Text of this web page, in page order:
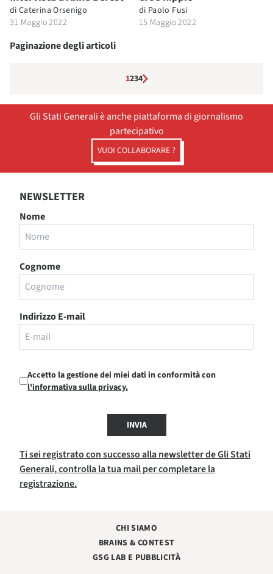
di Caterina Orsenigo
31 Maggio 2022
di Paolo Fusi
15 Maggio 2022
Paginazione degli articoli
1234
Gli Stati Generali è anche piattaforma di giornalismo
partecipativo
VUOI COLLABORARE ?
NEWSLETTER
Nome
Cognome
Indirizzo E-mail
Accetto la gestione dei miei dati in conformità con
l'informativa sulla privacy.
INVIA
Ti sei registrato con successo alla newsletter de Gli Stati
Generali, controlla la tua mail per completare la
registrazione.
CHI SIAMO
BRAINS & CONTEST
GSG LAB E PUBBLICITÀ